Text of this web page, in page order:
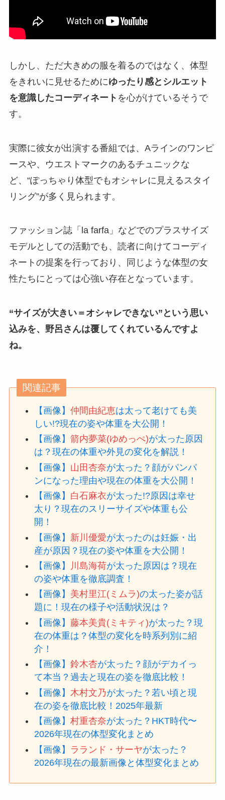
しかし、ただ大きめの服を着るのではなく、体型
をきれいに見せるためにゆったり感とシルエット
を意識したコーディネート を心がけているそうで
す。
実際に彼女が出演する番組では、Aラインのワンピ
ースや、ウエストマークのあるチュニックな
ど、“ぽっちゃり体型でもオシャレに見えるスタイ
リング”が多く見られます。
ファッション誌「la farfa」などでのプラスサイズ
モデルとしての活動でも、読者に向けてコーディ
ネートの提案を行っており、同じような体型の女
性たちにとっては心強い存在となっています。
“サイズが大きい＝オシャレできない”という思い
込みを、野呂さんは覆してくれているんですよ
ね。
関連記事
【画像】仲間由紀恵は太って老けても美
しい!?現在の姿や体重を大公開！
【画像】箭内夢菜(ゆめっぺ)が太った原因
は？現在の体重や外見の変化を解説！
【画像】 山田杏奈が太った？顔がパンパ
ンになった理由や現在の体重を大公開！
【画像】 白石麻衣が太った!?原因は幸せ
太り？現在のスリーサイズや体重も公
開！
【画像】 新川優愛が太ったのは妊娠・出
産が原因？現在の姿や体重を大公開！
【画像】
川島海荷が太った原因は？現在
の姿や体重を徹底調査！
【画像】 美村里江(ミムラ)の太った姿が話
題に！現在の様子や活動状況は？
【画像】藤本美貴(ミキティ)が太った？現
在の体重は？体型の変化を時系列別に紹
介！
【画像】鈴木杏が太った？顔がデカイっ
て本当？過去と現在の姿を徹底比較！
【画像】 木村文乃が太った？若い頃と現
在の姿を徹底比較！2025年最新
【画像】村重杏奈が太った？HKT時代〜
2026年現在の体型変化まとめ
【画像】 ラランド・サーヤが太った？
2026年現在の最新画像と体型変化まとめ